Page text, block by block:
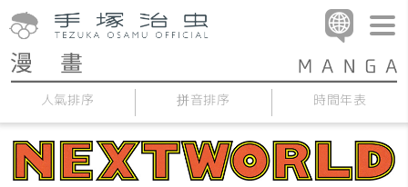
人氣排序 拼音排序 時間年表